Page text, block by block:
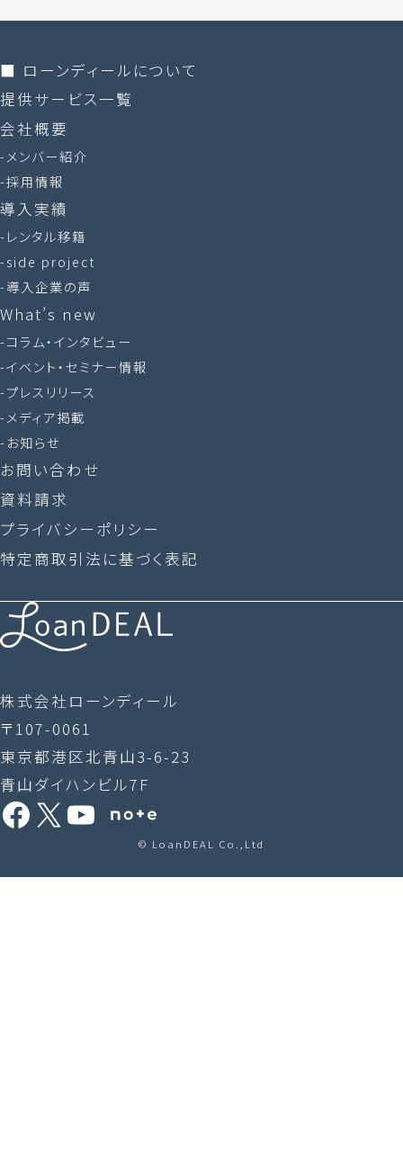
株式会社ローンディール
〒107-0061
東京都港区北青山3-6-23
青山ダイハンビル7F
Facebook
X YouTube
Share Icon
■ ローンディールに​ついて
提供サービス一覧
会社概要
メンバー紹介
採用情報
導入実績
レンタル移籍
side project
導入企業の声
What’s new
コラム・インタビュー
イベント・セミナー情報
プレスリリース
メディア掲載
お知らせ
お問い合わせ
資料請求
プライバシーポリシー
特定商取引法に基づく表記
© LoanDEAL Co.,Ltd